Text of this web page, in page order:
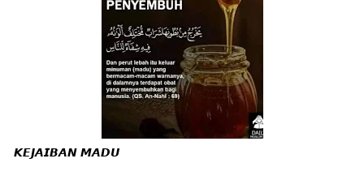
𝙆𝙀𝙅𝘼𝙄𝘽𝘼𝙉 𝙈𝘼𝘿𝙐